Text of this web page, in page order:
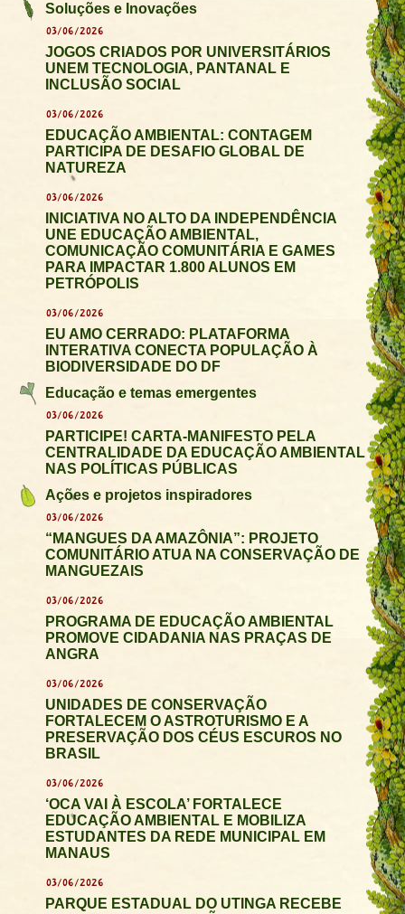
Soluções e Inovações
03/06/2026
JOGOS CRIADOS POR UNIVERSITÁRIOS
UNEM TECNOLOGIA, PANTANAL E
INCLUSÃO SOCIAL
03/06/2026
EDUCAÇÃO AMBIENTAL: CONTAGEM
PARTICIPA DE DESAFIO GLOBAL DE
NATUREZA
03/06/2026
INICIATIVA NO ALTO DA INDEPENDÊNCIA
UNE EDUCAÇÃO AMBIENTAL,
COMUNICAÇÃO COMUNITÁRIA E GAMES
PARA IMPACTAR 1.800 ALUNOS EM
PETRÓPOLIS
03/06/2026
EU AMO CERRADO: PLATAFORMA
INTERATIVA CONECTA POPULAÇÃO À
BIODIVERSIDADE DO DF
Educação e temas emergentes
03/06/2026
PARTICIPE! CARTA-MANIFESTO PELA
CENTRALIDADE DA EDUCAÇÃO AMBIENTAL
NAS POLÍTICAS PÚBLICAS
Ações e projetos inspiradores
03/06/2026
“MANGUES DA AMAZÔNIA”: PROJETO
COMUNITÁRIO ATUA NA CONSERVAÇÃO DE
MANGUEZAIS
03/06/2026
PROGRAMA DE EDUCAÇÃO AMBIENTAL
PROMOVE CIDADANIA NAS PRAÇAS DE
ANGRA
03/06/2026
UNIDADES DE CONSERVAÇÃO
FORTALECEM O ASTROTURISMO E A
PRESERVAÇÃO DOS CÉUS ESCUROS NO
BRASIL
03/06/2026
‘OCA VAI À ESCOLA’ FORTALECE
EDUCAÇÃO AMBIENTAL E MOBILIZA
ESTUDANTES DA REDE MUNICIPAL EM
MANAUS
03/06/2026
PARQUE ESTADUAL DO UTINGA RECEBE